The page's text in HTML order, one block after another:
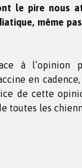
le pire nous
même
à l’opinion
en
de cette
toutes les